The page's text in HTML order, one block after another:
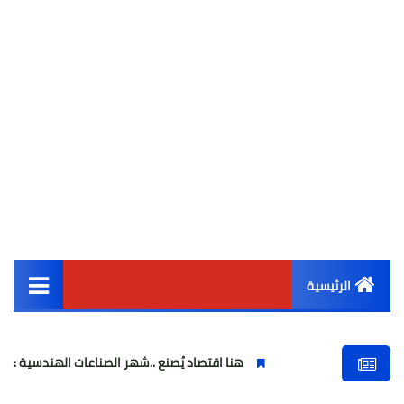
الرئيسية
أخبار مصر
هنا اقتصاد يُصنع ..شهر الصناعات الهندسية : حيث تتحول